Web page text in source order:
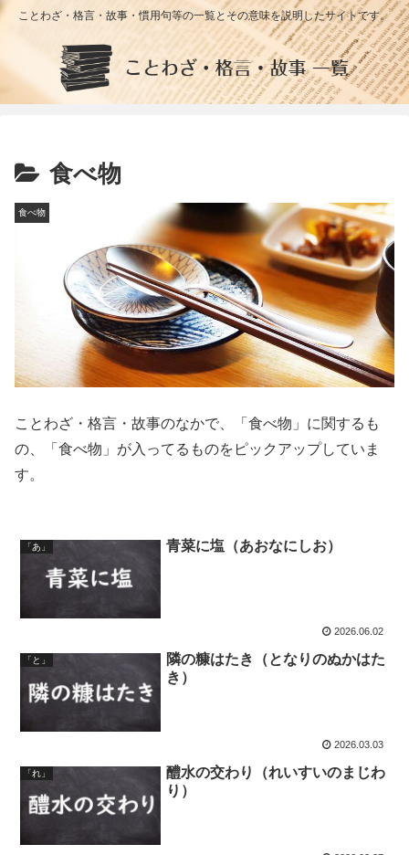
ことわざ・格言・故事・慣用句等の一覧とその意味を説明したサイトです。
食べ物
食べ物
ことわざ・格言・故事のなかで、「食べ物」に関するも
の、「食べ物」が入ってるものをピックアップしていま
す。
「あ」 青菜に塩（あおなにしお）
2026.06.02
「と」
隣の糠はたき（となりのぬかはた
き）
2026.03.03
「れ」
醴水の交わり（れいすいのまじわ
り）